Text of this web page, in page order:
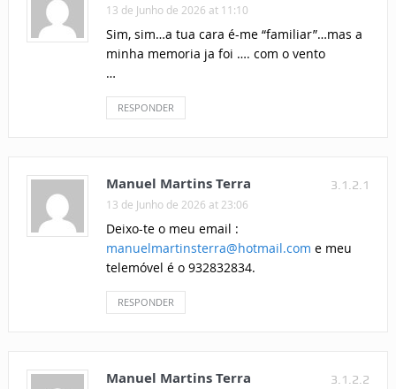
13 de Junho de 2026 at 11:10
Sim, sim…a tua cara é-me “familiar”…mas a
minha memoria ja foi …. com o vento
…
RESPONDER
3.1.2.1
Manuel Martins Terra
13 de Junho de 2026 at 23:06
Deixo-te o meu email :
manuelmartinsterra@hotmail.com e meu
telemóvel é o 932832834.
RESPONDER
3.1.2.2
Manuel Martins Terra